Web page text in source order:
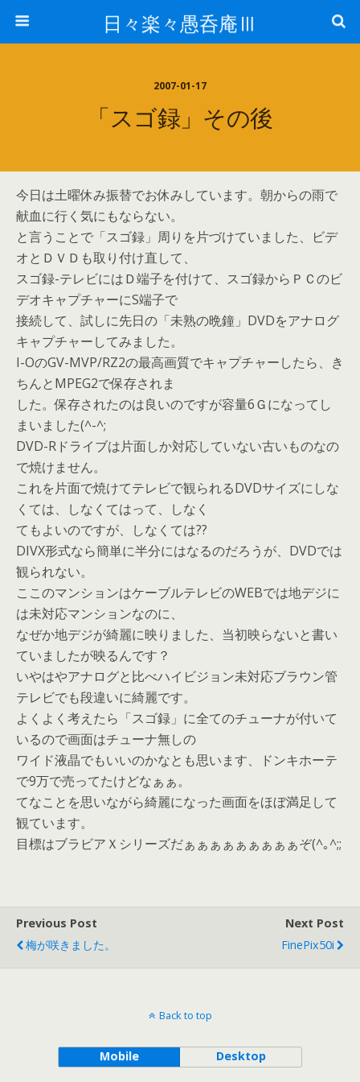
日々楽々愚呑庵Ⅲ
2007-01-17
「スゴ録」その後
今日は土曜休み振替でお休みしています。朝からの雨で
献血に行く気にもならない。
と言うことで「スゴ録」周りを片づけていました、ビデ
オとＤＶＤも取り付け直して、
スゴ録-テレビにはＤ端子を付けて、スゴ録からＰＣのビ
デオキャプチャーにS端子で
接続して、試しに先日の「未熟の晩鐘」DVDをアナログ
キャプチャーしてみました。
I-OのGV-MVP/RZ2の最高画質でキャプチャーしたら、き
ちんとMPEG2で保存されま
した。保存されたのは良いのですが容量6Ｇになってし
まいました(^-^;
DVD-Rドライブは片面しか対応していない古いものなの
で焼けません。
これを片面で焼けてテレビで観られるDVDサイズにしな
くては、しなくてはって、しなく
てもよいのですが、しなくては??
DIVX形式なら簡単に半分にはなるのだろうが、DVDでは
観られない。
ここのマンションはケーブルテレビのWEBでは地デジに
は未対応マンションなのに、
なぜか地デジが綺麗に映りました、当初映らないと書い
ていましたが映るんです？
いやはやアナログと比べハイビジョン未対応ブラウン管
テレビでも段違いに綺麗です。
よくよく考えたら「スゴ録」に全てのチューナが付いて
いるので画面はチューナ無しの
ワイド液晶でもいいのかなとも思います、ドンキホーテ
で9万で売ってたけどなぁぁ。
てなことを思いながら綺麗になった画面をほぼ満足して
観ています。
目標はブラビアＸシリーズだぁぁぁぁぁぁぁぁぁぞ(^｡^;;
Previous Post
梅が咲きました。
Next Post
FinePix50i
Back to top
Mobile Desktop